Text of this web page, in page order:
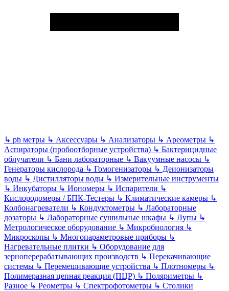
↳ ph метры ↳ Аксессуары ↳ Анализаторы ↳ Ареометры ↳
Аспираторы (пробоотборные устройства) ↳ Бактерицидные
облучатели ↳ Бани лабораторные ↳ Вакуумные насосы ↳
Генераторы кислорода ↳ Гомогенизаторы ↳ Деионизаторы
воды ↳ Дистилляторы воды ↳ Измерительные инструменты
↳ Инкубаторы ↳ Иономеры ↳ Испарители ↳
Кислородомеры / БПК-Тестеры ↳ Климатические камеры ↳
Колбонагреватели ↳ Кондуктометры ↳ Лабораторные
дозаторы ↳ Лабораторные сушильные шкафы ↳ Лупы ↳
Метрологическое оборудование ↳ Микробиология ↳
Микроскопы ↳ Многопараметровые приборы ↳
Нагревательные плитки ↳ Оборудование для
зерноперерабатывающих производств ↳ Перекачивающие
системы ↳ Перемешивающие устройства ↳ Плотномеры ↳
Полимеразная цепная реакция (ПЦР) ↳ Поляриметры ↳
Разное ↳ Реометры ↳ Спектрофотометры ↳ Столики